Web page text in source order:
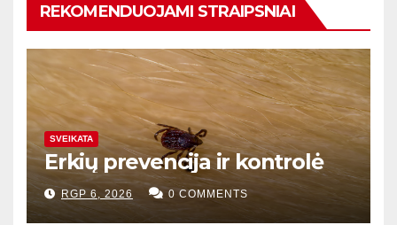
REKOMENDUOJAMI STRAIPSNIAI
SVEIKATA
Erkių prevencija ir kontrolė
RGP 6, 2026 0 COMMENTS